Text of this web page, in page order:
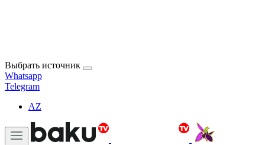
Выбрать источник
Whatsapp
Telegram
AZ